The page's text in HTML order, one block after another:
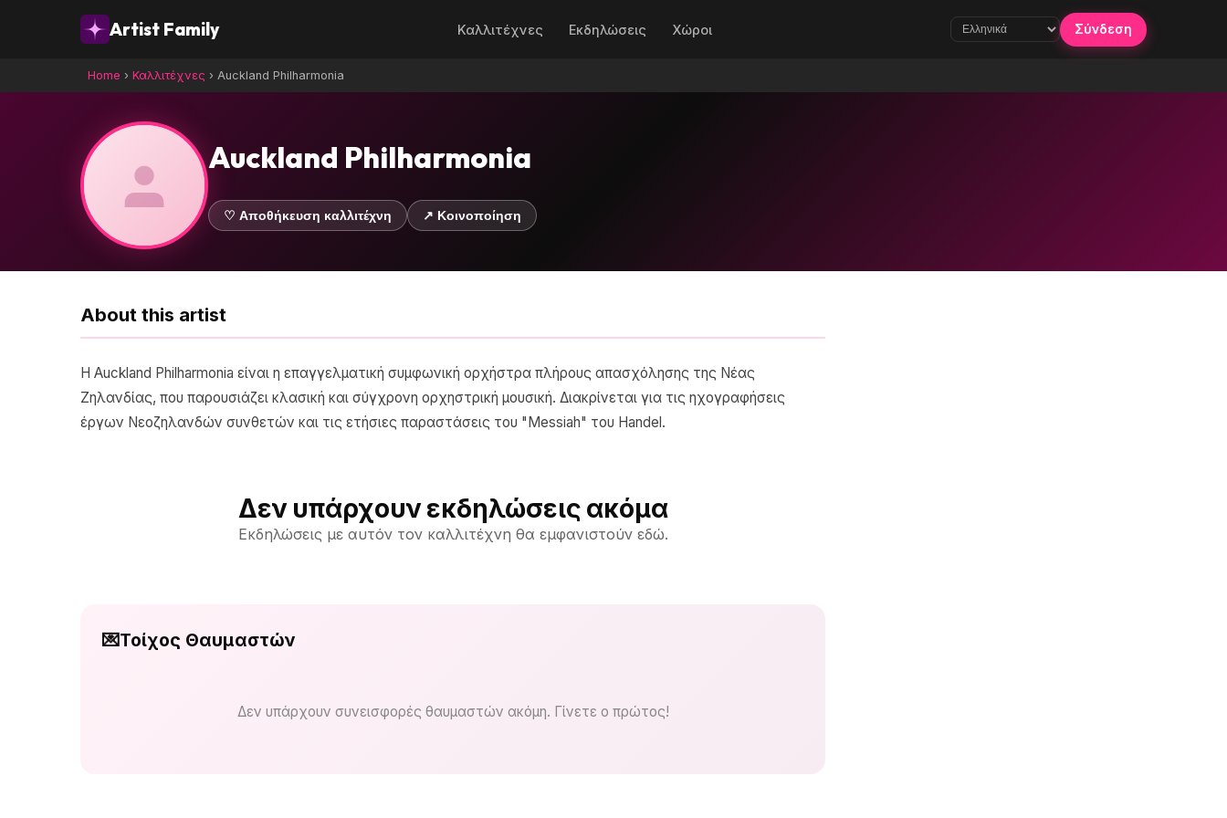
Artist Family Καλλιτέχνες Εκδηλώσεις Χώροι Σύνδεση
Home › Καλλιτέχνες › Auckland Philharmonia
Auckland Philharmonia
♡ Αποθήκευση καλλιτέχνη ↗ Κοινοποίηση
About this artist
Η Auckland Philharmonia είναι η επαγγελματική συμφωνική ορχήστρα πλήρους απασχόλησης της Νέας
Ζηλανδίας, που παρουσιάζει κλασική και σύγχρονη ορχηστρική μουσική. Διακρίνεται για τις ηχογραφήσεις
έργων Νεοζηλανδών συνθετών και τις ετήσιες παραστάσεις του "Messiah" του Handel.
Δεν υπάρχουν εκδηλώσεις ακόμα
Εκδηλώσεις με αυτόν τον καλλιτέχνη θα εμφανιστούν εδώ.
💌Τοίχος Θαυμαστών
Δεν υπάρχουν συνεισφορές θαυμαστών ακόμη. Γίνετε ο πρώτος!